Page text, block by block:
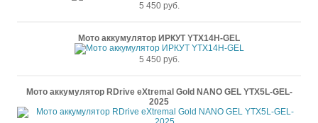
5 450 руб.
Мото аккумулятор ИРКУТ YTX14H-GEL
5 450 руб.
Мото аккумулятор RDrive eXtremal Gold NANO GEL YTX5L-GEL-
2025